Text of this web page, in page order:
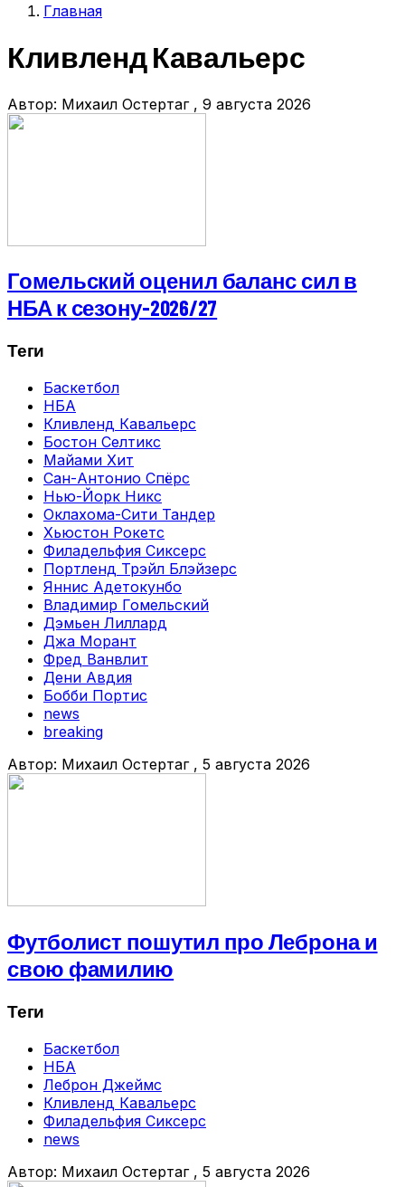
Главная
Кливленд Кавальерс
Автор: Михаил Остертаг , 9 августа 2026
Гомельский оценил баланс сил в
НБА к сезону-2026/27
Теги
Баскетбол
НБА
Кливленд Кавальерс
Бостон Селтикс
Майами Хит
Сан-Антонио Спёрс
Нью-Йорк Никс
Оклахома-Сити Тандер
Хьюстон Рокетс
Филадельфия Сиксерс
Портленд Трэйл Блэйзерс
Яннис Адетокунбо
Владимир Гомельский
Дэмьен Лиллард
Джа Морант
Фред Ванвлит
Дени Авдия
Бобби Портис
news
breaking
Автор: Михаил Остертаг , 5 августа 2026
Футболист пошутил про Леброна и
свою фамилию
Теги
Баскетбол
НБА
Леброн Джеймс
Кливленд Кавальерс
Филадельфия Сиксерс
news
Автор: Михаил Остертаг , 5 августа 2026